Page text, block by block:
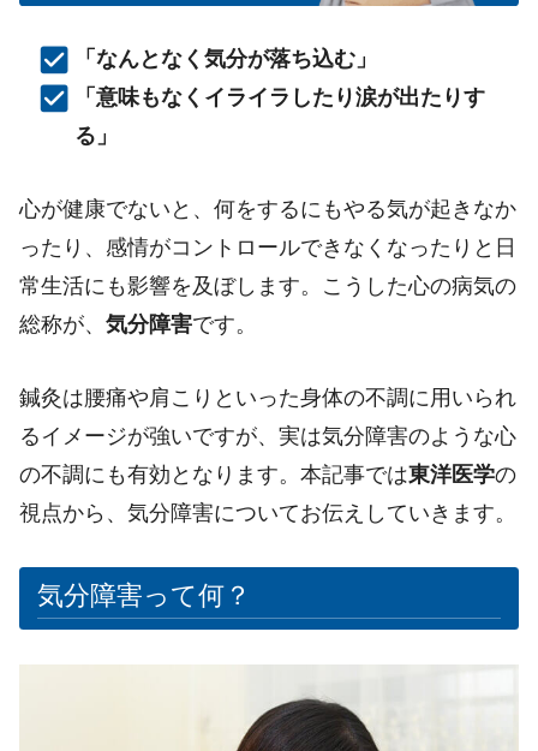
「なんとなく気分が落ち込む」
「意味もなくイライラしたり涙が出たりす
る」
心が健康でないと、何をするにもやる気が起きなか
ったり、感情がコントロールできなくなったりと日
常生活にも影響を及ぼします。こうした心の病気の
総称が、 気分障害です。
鍼灸は腰痛や肩こりといった身体の不調に用いられ
るイメージが強いですが、実は気分障害のような心
の不調にも有効となります。本記事では東洋医学の
視点から、気分障害についてお伝えしていきます。
気分障害って何？